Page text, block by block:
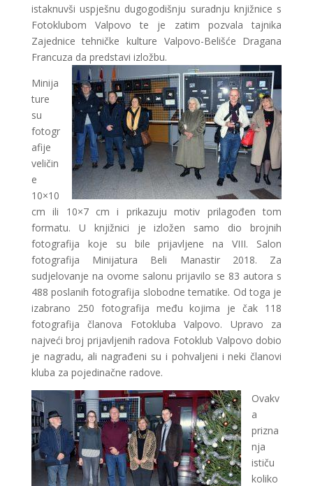
istaknuvši uspješnu dugogodišnju suradnju knjižnice s
Fotoklubom Valpovo te je zatim pozvala tajnika
Zajednice tehničke kulture Valpovo-Belišće Dragana
Francuza da predstavi izložbu.
Minija
ture
su
fotogr
afije
veličin
e
10×10
cm ili 10×7 cm i prikazuju motiv prilagođen tom
formatu. U knjižnici je izložen samo dio brojnih
fotografija koje su bile prijavljene na VIII. Salon
fotografija Minijatura Beli Manastir 2018. Za
sudjelovanje na ovome salonu prijavilo se 83 autora s
488 poslanih fotografija slobodne tematike. Od toga je
izabrano 250 fotografija među kojima je čak 118
fotografija članova Fotokluba Valpovo. Upravo za
najveći broj prijavljenih radova Fotoklub Valpovo dobio
je nagradu, ali nagrađeni su i pohvaljeni i neki članovi
kluba za pojedinačne radove.
Ovakv
a
prizna
nja
ističu
koliko